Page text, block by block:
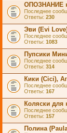
ОПОЗНАНИЕ
Последнее
Ответы: 230
Эви (Evi
Последнее
Ответы: 1083
Пупсики
Последнее
Ответы: 314
Кики (Cici),
Последнее
Ответы: 167
Коляски для
Последнее
Ответы: 157
Полина